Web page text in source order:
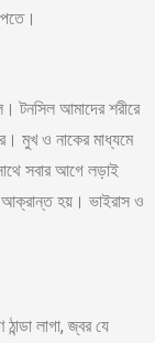
টনসিল আমাদের শরীরে
মুখ ও নাকের মাধ্যমে
সবার আগে লড়াই
আক্রান্ত হয়। ভাইরাস ও
লাগা, জ্বর যে